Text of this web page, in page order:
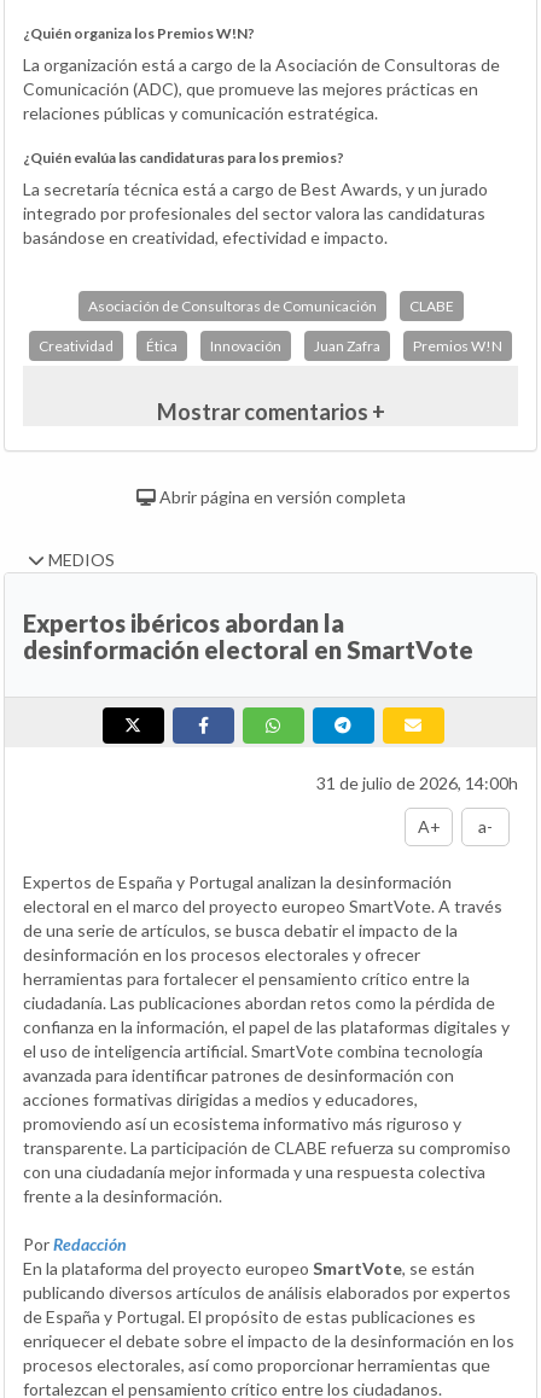
¿Quién organiza los Premios W!N?
La organización está a cargo de la Asociación de Consultoras de
Comunicación (ADC), que promueve las mejores prácticas en
relaciones públicas y comunicación estratégica.
¿Quién evalúa las candidaturas para los premios?
La secretaría técnica está a cargo de Best Awards, y un jurado
integrado por profesionales del sector valora las candidaturas
basándose en creatividad, efectividad e impacto.
Asociación de Consultoras de Comunicación CLABE
Creatividad Ética Innovación Juan Zafra Premios W!N
Mostrar comentarios +
Abrir página en versión completa
MEDIOS
Expertos ibéricos abordan la
desinformación electoral en SmartVote
31 de julio de 2026, 14:00h
A+ a-
Expertos de España y Portugal analizan la desinformación
electoral en el marco del proyecto europeo SmartVote. A través
de una serie de artículos, se busca debatir el impacto de la
desinformación en los procesos electorales y ofrecer
herramientas para fortalecer el pensamiento crítico entre la
ciudadanía. Las publicaciones abordan retos como la pérdida de
confianza en la información, el papel de las plataformas digitales y
el uso de inteligencia artificial. SmartVote combina tecnología
avanzada para identificar patrones de desinformación con
acciones formativas dirigidas a medios y educadores,
promoviendo así un ecosistema informativo más riguroso y
transparente. La participación de CLABE refuerza su compromiso
con una ciudadanía mejor informada y una respuesta colectiva
frente a la desinformación.
PorRedacción
En la plataforma del proyecto europeo SmartVote, se están
publicando diversos artículos de análisis elaborados por expertos
de España y Portugal. El propósito de estas publicaciones es
enriquecer el debate sobre el impacto de la desinformación en los
procesos electorales, así como proporcionar herramientas que
fortalezcan el pensamiento crítico entre los ciudadanos.